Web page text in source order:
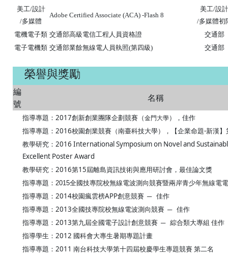
美工/設計
/多媒體
Adobe Certified Associate (ACA) -Flash 8
美工/設計
/多媒體初
電機電子類 交通部高級電信工程人員資格證
交通部
電子電機類 交通部業餘無線電人員執照(第四級) 交通部
榮譽與獎勵
編
號
名稱
指導專題： 2017創新創業團隊企劃競賽（金門大學），佳作
指導專題： 2016校園創業競賽（南臺科技大學），【企業命題-新漢】
教學研究： 2016 International Symposium on Novel and
Excellent Poster Award
教學研究： 2016第15屆離島資訊技術與應用研討會，最佳論文獎
指導專題： 2015全國技專院校無線電波測向競賽暨兩岸青少年無線電
指導專題：2014校園瘋雲榜APP創意競賽 ─ 佳作
指導專題：2013全國技專院校無線電波測向競賽 ─ 佳作
指導專題：2013第九屆全國電子設計創意競賽 ─ 綜合類大專組 佳作
指導學生：2012 國科會大專生暑期專題計畫
指導專題：2011 南台科技大學第十四屆校慶學生專題競賽 第二名